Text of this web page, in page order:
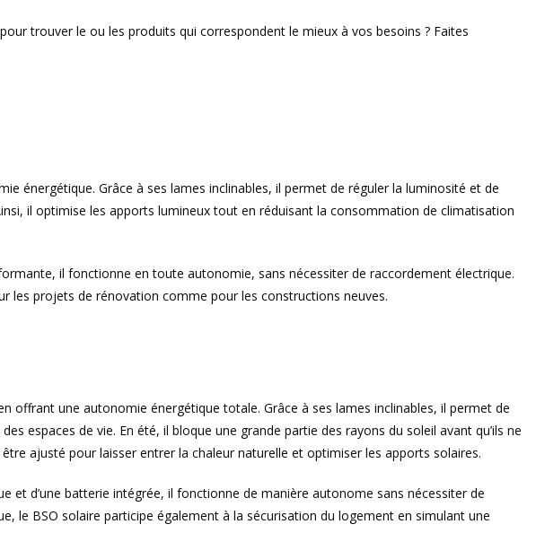
trouver le ou les produits qui correspondent le mieux à vos besoins ? Faites
énergétique. Grâce à ses lames inclinables, il permet de réguler la luminosité et de
il optimise les apports lumineux tout en réduisant la consommation de climatisation
il fonctionne en toute autonomie, sans nécessiter de raccordement électrique.
les projets de rénovation comme pour les constructions neuves.
offrant une autonomie énergétique totale. Grâce à ses lames inclinables, il permet de
espaces de vie. En été, il bloque une grande partie des rayons du soleil avant qu’ils ne
ajusté pour laisser entrer la chaleur naturelle et optimiser les apports solaires.
et d’une batterie intégrée, il fonctionne de manière autonome sans nécessiter de
le BSO solaire participe également à la sécurisation du logement en simulant une